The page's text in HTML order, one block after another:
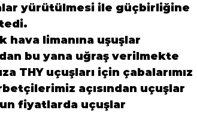
yürütülmesi ile güçbirliğine
hava limanına uşuşlar
bu yana uğraş verilmekte
THY uçuşları için çabalarımız
açısından uçuşlar
fiyatlarda uçuşlar